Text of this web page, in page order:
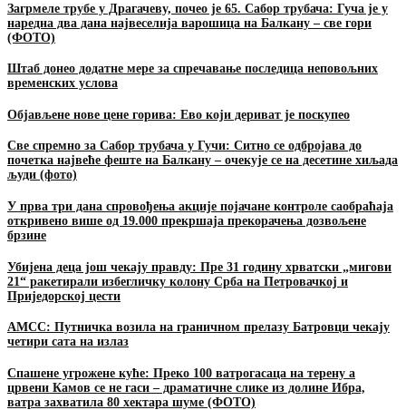
Загрмеле трубе у Драгачеву, почео је 65. Сабор трубача: Гуча је у
наредна два дана највеселија варошица на Балкану – све гори
(ФОТО)
Штаб донео додатне мере за спречавање последица неповољних
временских услова
Објављене нове цене горива: Ево који дериват је поскупео
Све спремно за Сабор трубача у Гучи: Ситно се одбројава до
почетка највеће феште на Балкану – очекује се на десетине хиљада
људи (фото)
У прва три дана спровођења акције појачане контроле саобраћаја
откривено више од 19.000 прекршаја прекорачења дозвољене
брзине
Убијена деца још чекају правду: Пре 31 годину хрватски „мигови
21“ ракетирали избегличку колону Срба на Петровачкој и
Приједорској цести
АМСС: Путничка возила на граничном прелазу Батровци чекају
четири сата на излаз
Спашене угрожене куће: Преко 100 ватрогасаца на терену а
црвени Камов се не гаси – драматичне слике из долине Ибра,
ватра захватила 80 хектара шуме (ФОТО)